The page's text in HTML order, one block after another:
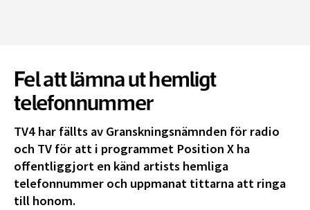
Fel att lämna ut hemligt
telefonnummer
TV4 har fällts av Granskningsnämnden för radio
och TV för att i programmet Position X ha
offentliggjort en känd artists hemliga
telefonnummer och uppmanat tittarna att ringa
till honom.